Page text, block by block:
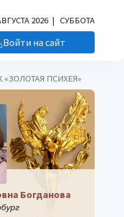
2026 | СУББОТА
Войти на сайт
ПСИХЕЯ»
Богданова